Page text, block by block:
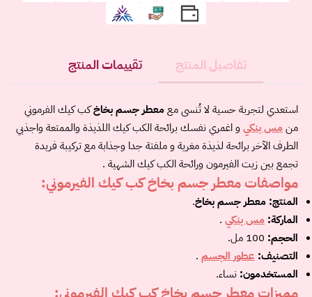
تفاصيل المنتج تقييمات المنتج
استعدي لتجربة حسية لا تُنسى معمعطر جسم بخاخكب كيك الفرموني
من مس بنكيو اغمري نفسك برائحة الكب كيك اللذيذة والممتعة واجذبي
الطرف الآخر برائحة لذيذة مغرية و ملفتة جدا وجذابة مع تركيبة فريدة
تجمع بين زيت الفيرمون ورائحة الكب كيك الشهية .
مواصفات معطر جسم بخاخ كب كيك الفيرموني:
المنتج: معطر جسم بخاخ.
الماركة: مس بنكي .
الحجم:
التصنيف: عطور الجسم .
المستخدمون: نساء.
مميزات معطر جسم بخاخ كب كيك الفيرموني: